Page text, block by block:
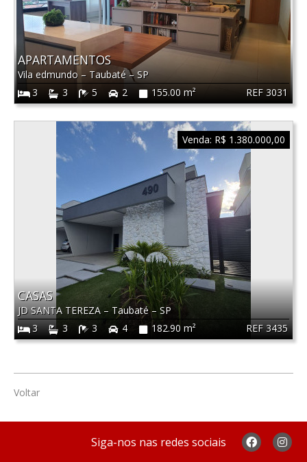
REF 3031
APARTAMENTOS
Vila edmundo– Taubaté–SP
3
3 5 2 155.00 m²
REF 3435
CASAS
JD SANTA TEREZA – Taubaté– SP
3
3 3 4 182.90 m²
Venda: R$ 1.380.000,00
Voltar
Siga-nos nas redes sociais